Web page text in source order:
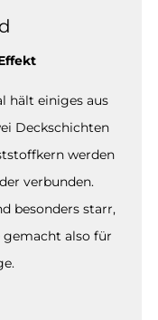
hält einiges aus
Deckschichten
werden
verbunden.
besonders starr,
also für